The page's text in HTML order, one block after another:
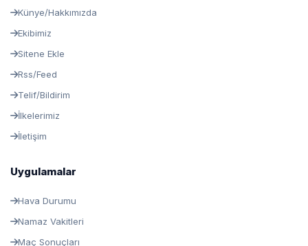
Künye/Hakkımızda
Ekibimiz
Sitene Ekle
Rss/Feed
Telif/Bildirim
İlkelerimiz
İletişim
Uygulamalar
Hava Durumu
Namaz Vakitleri
Maç Sonuçları